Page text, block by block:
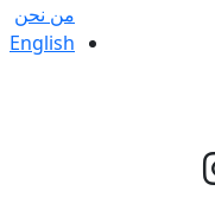
من نحن
English